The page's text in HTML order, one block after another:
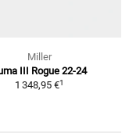
Miller
III Rogue 22-24
1 348,95 €1